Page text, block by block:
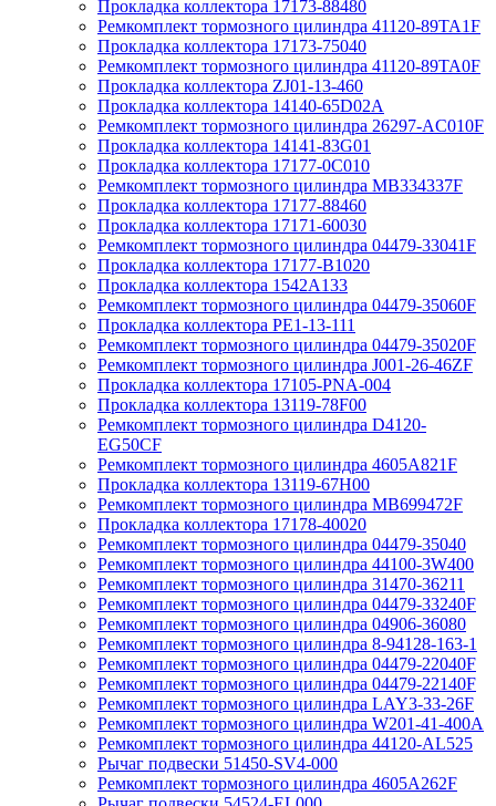
Прокладка коллектора 17173-88480
Ремкомплект тормозного цилиндра 41120-89TA1F
Прокладка коллектора 17173-75040
Ремкомплект тормозного цилиндра 41120-89TA0F
Прокладка коллектора ZJ01-13-460
Прокладка коллектора 14140-65D02A
Ремкомплект тормозного цилиндра 26297-AC010F
Прокладка коллектора 14141-83G01
Прокладка коллектора 17177-0C010
Ремкомплект тормозного цилиндра MB334337F
Прокладка коллектора 17177-88460
Прокладка коллектора 17171-60030
Ремкомплект тормозного цилиндра 04479-33041F
Прокладка коллектора 17177-B1020
Прокладка коллектора 1542A133
Ремкомплект тормозного цилиндра 04479-35060F
Прокладка коллектора PE1-13-111
Ремкомплект тормозного цилиндра 04479-35020F
Ремкомплект тормозного цилиндра J001-26-46ZF
Прокладка коллектора 17105-PNA-004
Прокладка коллектора 13119-78F00
Ремкомплект тормозного цилиндра D4120-
EG50CF
Ремкомплект тормозного цилиндра 4605A821F
Прокладка коллектора 13119-67H00
Ремкомплект тормозного цилиндра MB699472F
Прокладка коллектора 17178-40020
Ремкомплект тормозного цилиндра 04479-35040
Ремкомплект тормозного цилиндра 44100-3W400
Ремкомплект тормозного цилиндра 31470-36211
Ремкомплект тормозного цилиндра 04479-33240F
Ремкомплект тормозного цилиндра 04906-36080
Ремкомплект тормозного цилиндра 8-94128-163-1
Ремкомплект тормозного цилиндра 04479-22040F
Ремкомплект тормозного цилиндра 04479-22140F
Ремкомплект тормозного цилиндра LAY3-33-26F
Ремкомплект тормозного цилиндра W201-41-400A
Ремкомплект тормозного цилиндра 44120-AL525
Рычаг подвески 51450-SV4-000
Ремкомплект тормозного цилиндра 4605A262F